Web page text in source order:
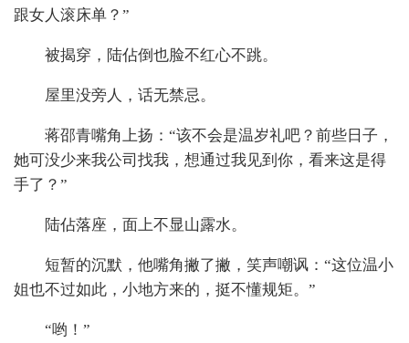
跟女人滚床单？”
被揭穿，陆佔倒也脸不红心不跳。
屋里没旁人，话无禁忌。
蒋邵青嘴角上扬：“该不会是温岁礼吧？前些日子，
她可没少来我公司找我，想通过我见到你，看来这是得
手了？”
陆佔落座，面上不显山露水。
短暂的沉默，他嘴角撇了撇，笑声嘲讽：“这位温小
姐也不过如此，小地方来的，挺不懂规矩。”
“哟！”